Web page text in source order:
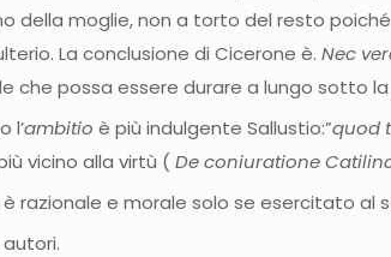
della moglie, non a torto del resto
La conclusione di Cicerone è.Nec
che possa essere durare a lungo sotto
l’ambitioè più indulgente Sallustio:”quod
vicino alla virtù (De coniuratione
razionale e morale solo se esercitato al